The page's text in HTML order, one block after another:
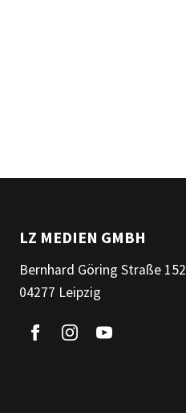
LZ MEDIEN GMBH
Bernhard Göring Straße 152
04277 Leipzig